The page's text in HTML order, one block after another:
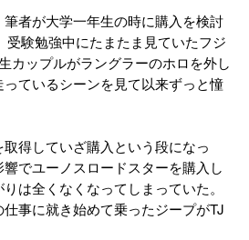
者が大学一年生の時に購入を検討
受験勉強中にたまたま見ていたフジ
カップルがラングラーのホロを外し
ているシーンを見て以来ずっと憧
得していざ購入という段になっ
でユーノスロードスターを購入し
は全くなくなってしまっていた。
事に就き始めて乗ったジープがTJ